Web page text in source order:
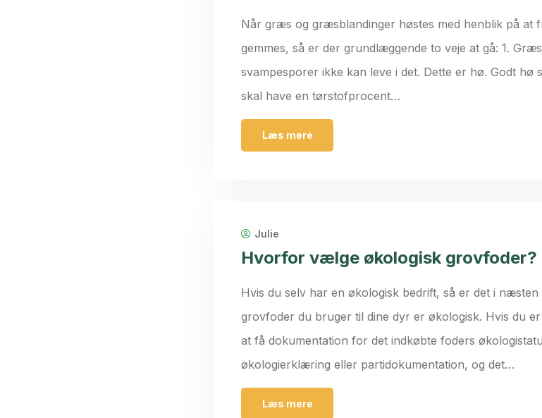
Når græs og græsblandinger høstes med henblik på at
gemmes, så er der grundlæggende to veje at gå: 1.
svampesporer ikke kan leve i det. Dette er hø. Godt hø
skal have en tørstofprocent…
Læs mere
Julie
Hvorfor vælge økologisk grovfoder?
Hvis du selv har en økologisk bedrift, så er det i
grovfoder du bruger til dine dyr er økologisk. Hvis du
at få dokumentation for det indkøbte foders
økologierklæring eller partidokumentation, og det…
Læs mere